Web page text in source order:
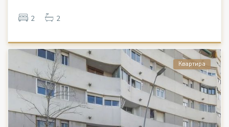
2 2
Квартира